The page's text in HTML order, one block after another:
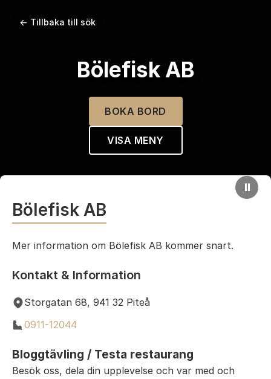
← Tillbaka till sök
Bölefisk AB
BOKA BORD
VISA MENY
⏸
Bölefisk AB
Mer information om Bölefisk AB kommer snart.
Kontakt & Information
Storgatan 68, 941 32 Piteå
0911-12044
Bloggtävling / Testa restaurang
Besök oss, dela din upplevelse och var med och